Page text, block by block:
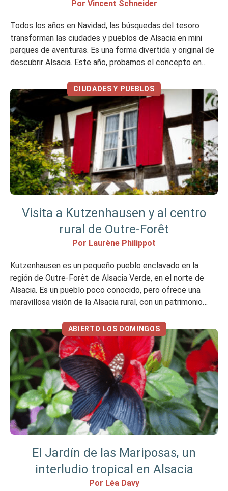
Por Vincent Schneider
Todos los años en Navidad, las búsquedas del tesoro
transforman las ciudades y pueblos de Alsacia en mini
parques de aventuras. Es una forma divertida y original de
descubrir Alsacia. Este año, probamos el concepto en
orillas del Rin. Mi opinión en resumen Me ha gustado No
[…]
CIUDADES Y PUEBLOS
Visita a Kutzenhausen y al centro
rural de Outre-Forêt
Por Laurène Philippot
Kutzenhausen es un pequeño pueblo enclavado en la
región de Outre-Forêt de Alsacia Verde, en el norte de
Alsacia. Es un pueblo poco conocido, pero ofrece una
maravillosa visión de la Alsacia rural, con un patrimonio
continuación te explicamos por qué merece la pena
visitarlo. Mi opinión […]
ABIERTO LOS DOMINGOS
El Jardín de las Mariposas, un
interludio tropical en Alsacia
Por Léa Davy